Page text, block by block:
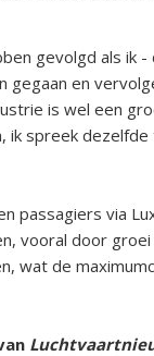
gevolgd als ik -
en
is wel een
spreek
passagiers via
vooral door groei
wat de